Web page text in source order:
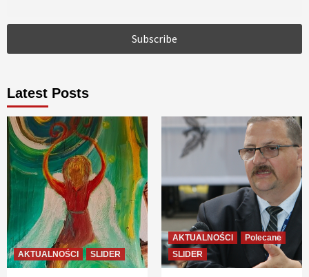
Latest Posts
AKTUALNOŚCI SLIDER
AKTUALNOŚCI
Polecane
SLIDER